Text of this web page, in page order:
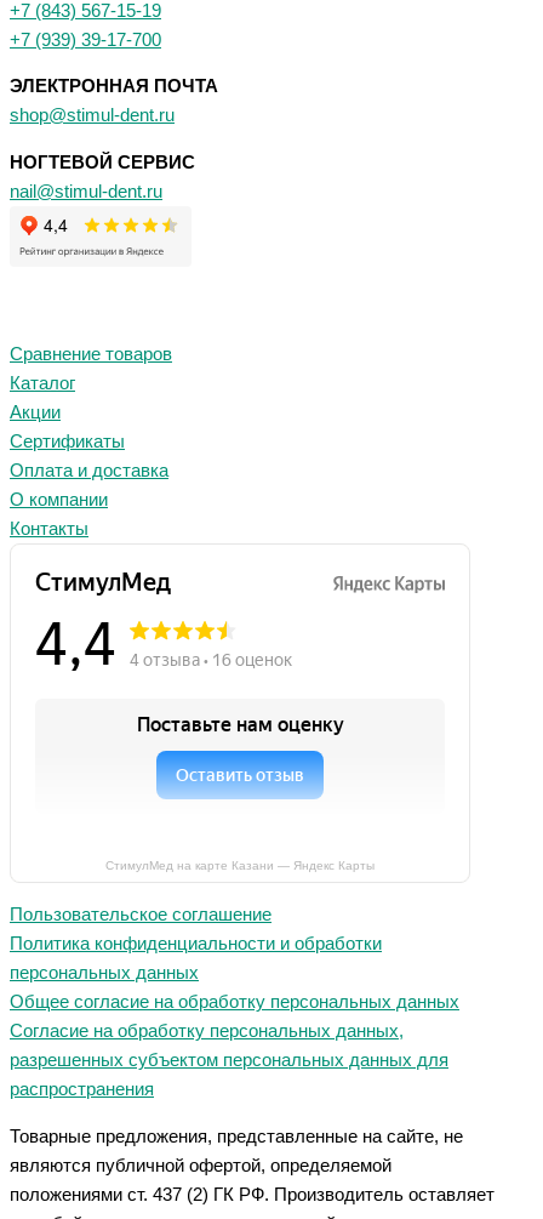
+7 (843) 567-15-19
+7 (939) 39-17-700
ЭЛЕКТРОННАЯ ПОЧТА
shop@stimul-dent.ru
НОГТЕВОЙ СЕРВИС
nail@stimul-dent.ru
Сравнение товаров
Каталог
Акции
Сертификаты
Оплата и доставка
О компании
Контакты
СтимулМед на карте Казани — Яндекс Карты
Пользовательское соглашение
Политика конфиденциальности и обработки
персональных данных
Общее согласие на обработку персональных данных
Согласие на обработку персональных данных,
разрешенных субъектом персональных данных для
распространения
Товарные предложения, представленные на сайте, не
являются публичной офертой, определяемой
положениями ст. 437 (2) ГК РФ. Производитель оставляет